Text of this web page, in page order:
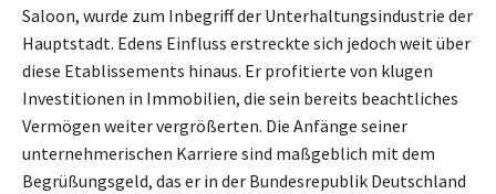
Saloon, wurde zum Inbegriff der Unterhaltungsindustrie der
Hauptstadt. Edens Einfluss erstreckte sich jedoch weit über
diese Etablissements hinaus. Er profitierte von klugen
Investitionen in Immobilien, die sein bereits beachtliches
Vermögen weiter vergrößerten. Die Anfänge seiner
unternehmerischen Karriere sind maßgeblich mit dem
Begrüßungsgeld, das er in der Bundesrepublik Deutschland